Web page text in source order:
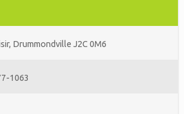
Drummondville J2C 0M6
1063